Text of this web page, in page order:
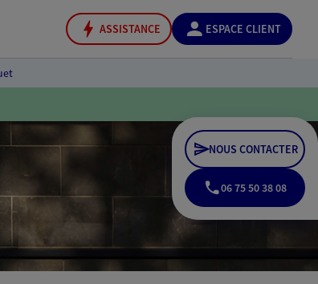
ASSISTANCE ESPACE CLIENT
NOUS CONTACTER
06 75 50 38 08